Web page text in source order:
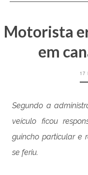
Motorista
em
17
Segundo a
veículo ficou
guincho particular e
se feriu.